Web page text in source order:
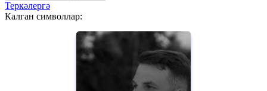
Теркәлергә
Калган символлар: